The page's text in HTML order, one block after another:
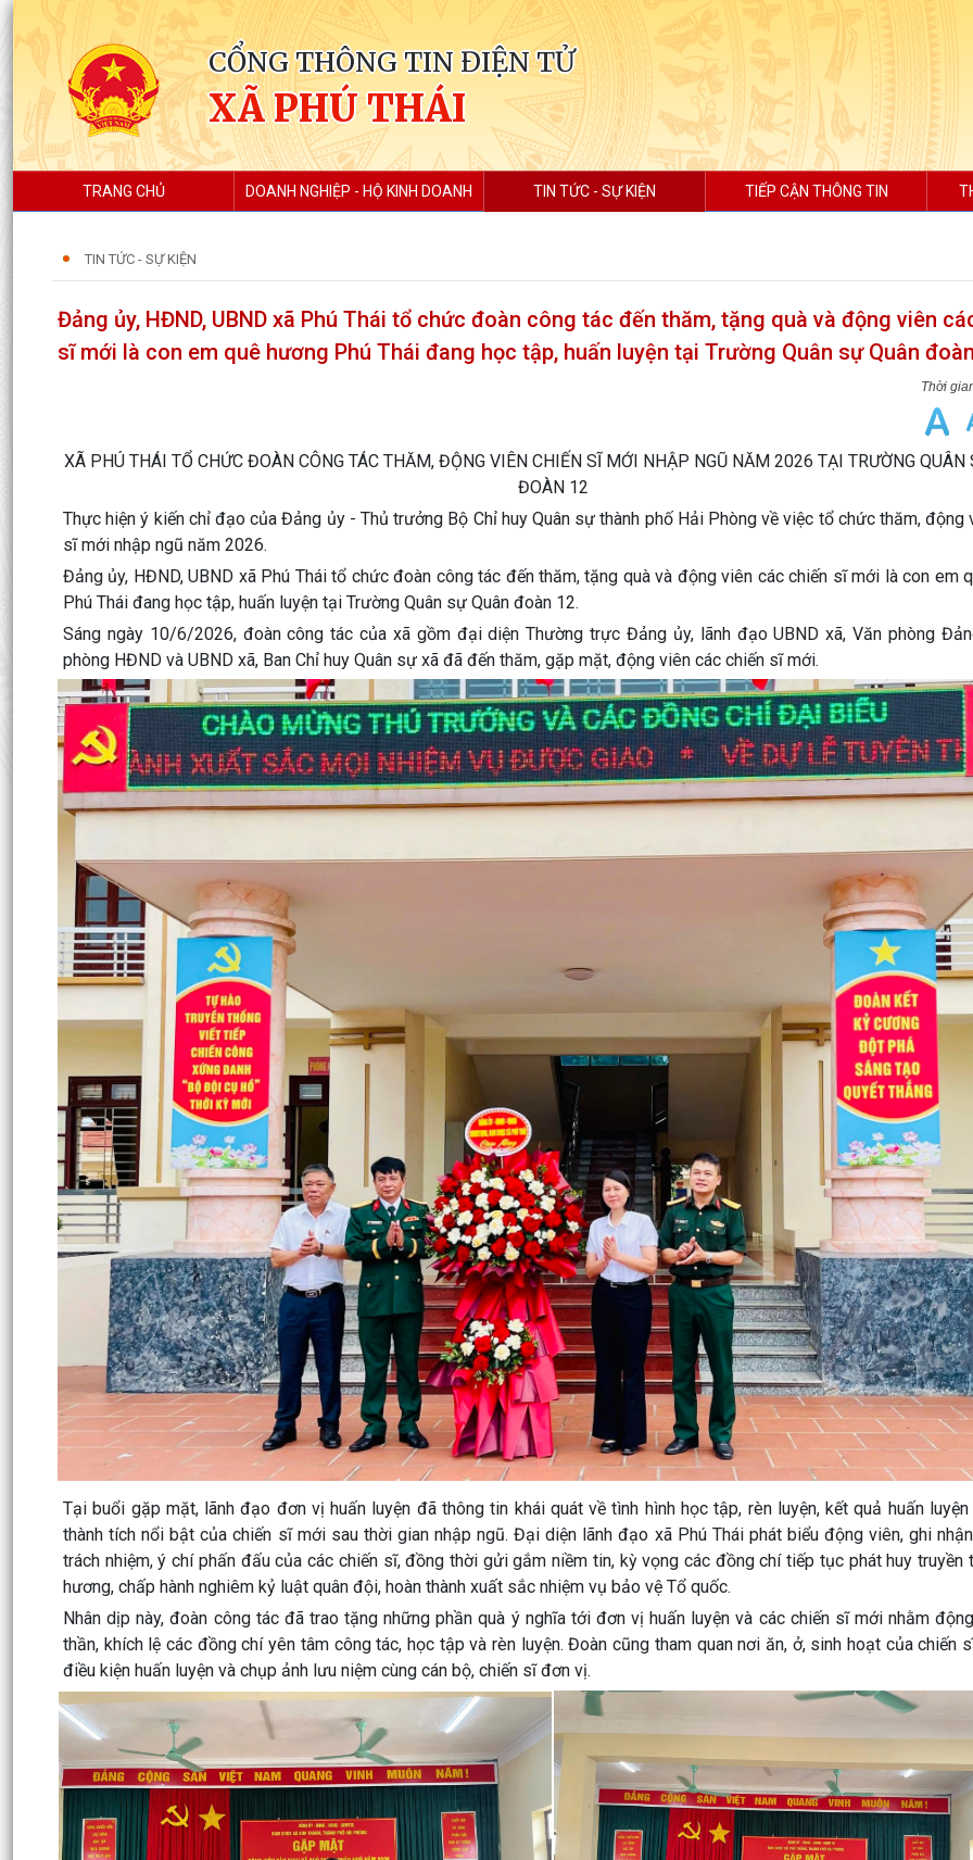
CỔNG THÔNG TIN ĐIỆN TỬ
XÃ PHÚ THÁI
TRANG CHỦ DOANH NGHIỆP - HỘ KINH DOANH TIN TỨC - SỰ KIỆN TIẾP CẬN THÔNG TIN
TIN TỨC - SỰ KIỆN
Đảng ủy, HĐND, UBND xã Phú Thái tổ chức đoàn công tác đến thăm, tặng quà và động viên
sĩ mới là con em quê hương Phú Thái đang học tập, huấn luyện tại Trường Quân sự Quân
XÃ PHÚ THÁI TỔ CHỨC ĐOÀN CÔNG TÁC THĂM, ĐỘNG VIÊN CHIẾN SĨ MỚI NHẬP NGŨ NĂM 2026 TẠI TRƯỜNG QUÂN
ĐOÀN 12
Thực hiện ý kiến chỉ đạo của Đảng ủy - Thủ trưởng Bộ Chỉ huy Quân sự thành phố Hải Phòng về việc tổ chức thăm, động
sĩ mới nhập ngũ năm 2026.
Đảng ủy, HĐND, UBND xã Phú Thái tổ chức đoàn công tác đến thăm, tặng quà và động viên các chiến sĩ mới là con em
Phú Thái đang học tập, huấn luyện tại Trường Quân sự Quân đoàn 12.
Sáng ngày 10/6/2026, đoàn công tác của xã gồm đại diện Thường trực Đảng ủy, lãnh đạo UBND xã, Văn phòng
phòng HĐND và UBND xã, Ban Chỉ huy Quân sự xã đã đến thăm, gặp mặt, động viên các chiến sĩ mới.
Tại buổi gặp mặt, lãnh đạo đơn vị huấn luyện đã thông tin khái quát về tình hình học tập, rèn luyện, kết quả huấn luyện
thành tích nổi bật của chiến sĩ mới sau thời gian nhập ngũ. Đại diện lãnh đạo xã Phú Thái phát biểu động viên, ghi
trách nhiệm, ý chí phấn đấu của các chiến sĩ, đồng thời gửi gắm niềm tin, kỳ vọng các đồng chí tiếp tục phát huy truyền
hương, chấp hành nghiêm kỷ luật quân đội, hoàn thành xuất sắc nhiệm vụ bảo vệ Tổ quốc.
Nhân dịp này, đoàn công tác đã trao tặng những phần quà ý nghĩa tới đơn vị huấn luyện và các chiến sĩ mới nhằm
thần, khích lệ các đồng chí yên tâm công tác, học tập và rèn luyện. Đoàn cũng tham quan nơi ăn, ở, sinh hoạt của chiến
điều kiện huấn luyện và chụp ảnh lưu niệm cùng cán bộ, chiến sĩ đơn vị.